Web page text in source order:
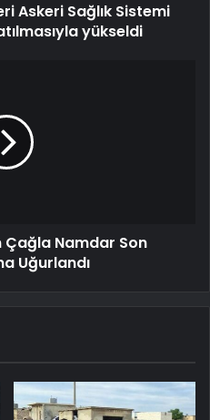
Askeri Sağlık Sistemi
yükseldi
Çağla Namdar Son
Uğurlandı